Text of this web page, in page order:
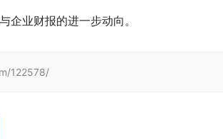
企业财报的进一步动向。
122578/